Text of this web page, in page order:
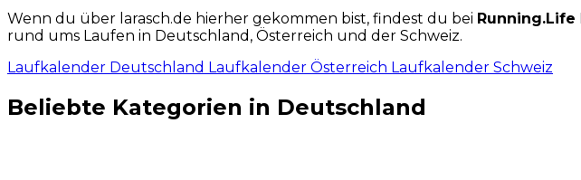
Wenn du über larasch.de hierher gekommen bist, findest du bei Running.Life
rund ums Laufen in Deutschland, Österreich und der Schweiz.
Laufkalender Deutschland Laufkalender Österreich Laufkalender Schweiz
Beliebte Kategorien in Deutschland